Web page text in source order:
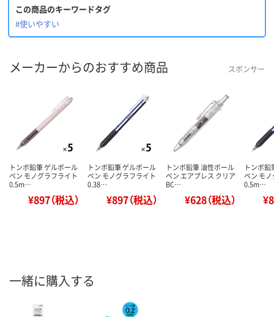
この商品のキーワードタグ
#使いやすい
メーカーからのおすすめ商品 スポンサー
トンボ鉛筆 ゲルボール
ペン モノグラフライト
0.5m…
¥897（税込）
トンボ鉛筆 ゲルボール
ペン モノグラフライト
0.38…
¥897（税込）
トンボ鉛筆 油性ボール
ペン エアプレス クリア
BC…
¥628（税込）
トンボ鉛
ペン モ
0.5m…
一緒に購入する